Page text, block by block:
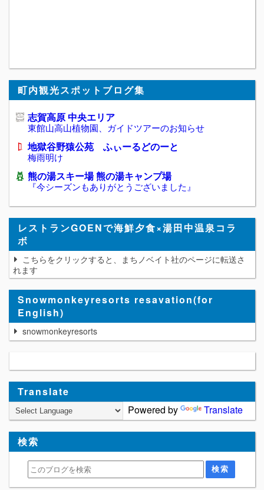
町内観光スポットブログ集
志賀高原 中央エリア
東館山高山植物園、ガイドツアーのお知らせ
地獄谷野猿公苑 ふぃーるどのーと
梅雨明け
熊の湯スキー場 熊の湯キャンプ場
『今シーズンもありがとうございました』
レストランGOENで海鮮夕食×湯田中温泉コラ
ボ
こちらをクリックすると、まちノベイト社のページに転送さ
れます
Snowmonkeyresorts resavation(for
English)
snowmonkeyresorts
Translate
Powered by
Translate
検索